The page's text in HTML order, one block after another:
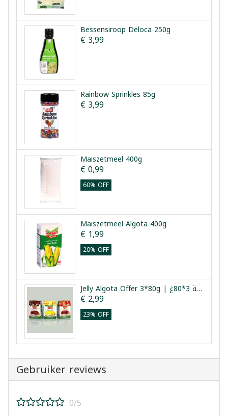
Bessensiroop Deloca 250g
€ 3,99
Rainbow Sprinkles 85g
€ 3,99
Maiszetmeel 400g
€ 0,99
60% OFF
Maiszetmeel Algota 400g
€ 1,99
20% OFF
Jelly Algota Offer 3*80g | عرض جيليه الغوطة 3*80غ
€ 2,99
23% OFF
Gebruiker reviews
0/5